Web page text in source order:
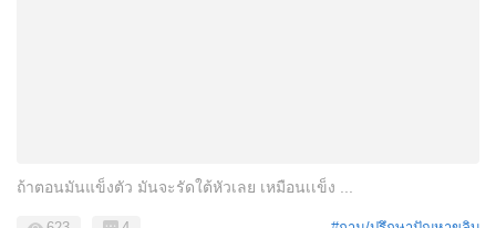
ถ้าตอนมันแข็งตัว มันจะรัดใต้หัวเลย เหมือนเเข็ง ...